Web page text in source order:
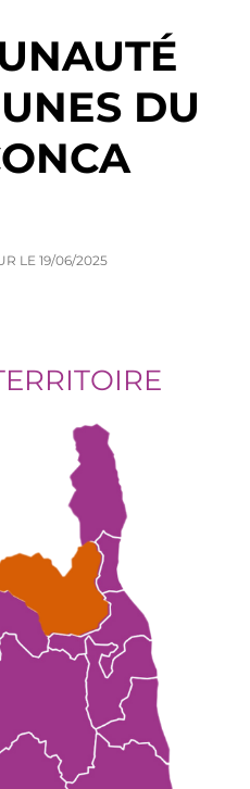
DU
LE19/06/2025